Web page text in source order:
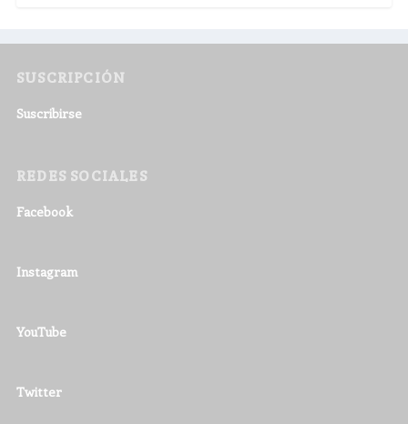
SUSCRIPCIÓN
Suscribirse
REDES SOCIALES
Facebook
Instagram
YouTube
Twitter